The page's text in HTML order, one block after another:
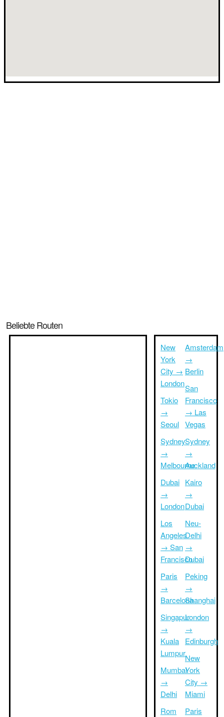
Beliebte Routen
New
York
City →
London
Tokio
→
Seoul
Sydney
→
Melbourne
Dubai
→
London
Los
Angeles
→ San
Francisco
Paris
→
Barcelona
Singapur
→
Kuala
Lumpur
Mumbai
→
Delhi
Rom
Amsterdam
→
Berlin
San
Francisco
→ Las
Vegas
Sydney
→
Auckland
Kairo
→
Dubai
Neu-
Delhi
→
Dubai
Peking
→
Shanghai
London
→
Edinburgh
New
York
City →
Miami
Paris